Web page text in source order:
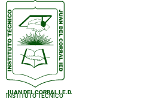
INSTITUTO TÉCNICO
JUAN DEL CORRAL I.E.D.